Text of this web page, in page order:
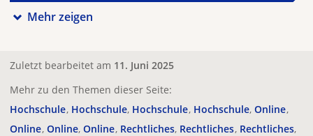
Mehr zeigen
Zuletzt bearbeitet am 11. Juni 2025
Mehr zu den Themen dieser Seite:
Hochschule Hochschule Hochschule Hochschule Online
Online Online Online Rechtliches Rechtliches Rechtliches